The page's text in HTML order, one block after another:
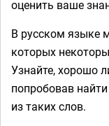
оценить ваше
В русском языке
которых
Узнайте, хорошо
попробовав
из таких слов.